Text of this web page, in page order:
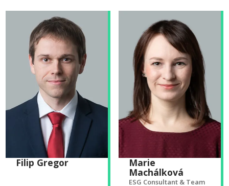
Filip Gregor Marie
Machálková
ESG Consultant & Team